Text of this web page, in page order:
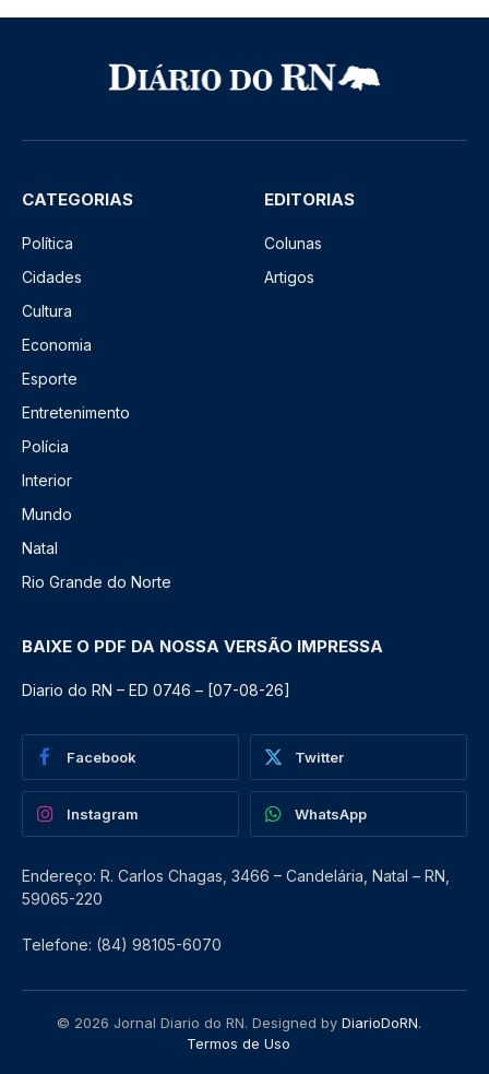
CATEGORIAS
Política
Cidades
Cultura
Economia
Esporte
Entretenimento
Polícia
Interior
Mundo
Natal
Rio Grande do Norte
EDITORIAS
Colunas
Artigos
BAIXE O PDF DA NOSSA VERSÃO IMPRESSA
Diario do RN – ED 0746 – [07-08-26]
Facebook Twitter
Instagram WhatsApp
Endereço: R. Carlos Chagas, 3466 – Candelária, Natal – RN,
59065-220
Telefone: (84) 98105-6070
© 2026 Jornal Diario do RN. Designed by DiarioDoRN.
Termos de Uso